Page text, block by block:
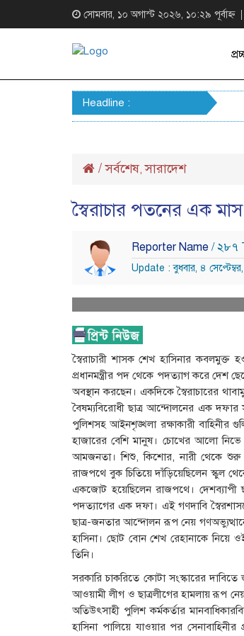
সোমবার, ১০ অগাস্ট ২০২৬, ১০:২৯ পূর্বাহ্ন
Headline :
/সর্বশেষ,সারাদেশ
স্বৈরাচার পতনের এক মাস
Reporter Name / ২৮৭
Update : বুধবার, ৪
স্বৈরাচারী শাসক শেখ হাসিনার
প্রধানমন্ত্রীর পদ থেকে পদত্যাগ করে দেশ
অবস্থান করছেন। একদিকে স্বৈরাচারের
বৈষম্যবিরোধী ছাত্র আন্দোলনের এক দফার
পুলিশসহ আইনশৃঙ্খলা রক্ষাকারী বাহিনীর
হাজারের বেশি মানুষ। চোখের আলো
আমজনতা। শিশু, কিশোর, নারী থেকে শুরু
রাজপথে বুক চিতিয়ে দাঁড়িয়েছিলেন স্কুল
একজোট হয়েছিলেন রাজপথে। দেশব্যাপী
পদত্যাগের এক দফা। এই গণদাবি
ছাত্র-জনতার আন্দোলন রূপ নেয়
হাসিনা। ছোট বোন শেখ রেহানাকে নিয়ে
তিনি।
সরকারি চাকরিতে কোটা সংস্কারের
আওয়ামী লীগ ও ছাত্রলীগের হামলায় রূপ
অতিউৎসাহী পুলিশ কর্মকর্তার
হাসিনা পালিয়ে যাওয়ার পর